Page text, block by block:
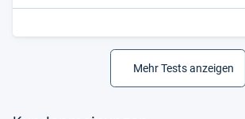
Mehr Tests anzeigen